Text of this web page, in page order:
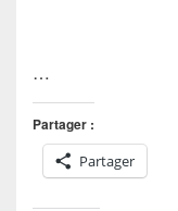
…
Partager :
Partager